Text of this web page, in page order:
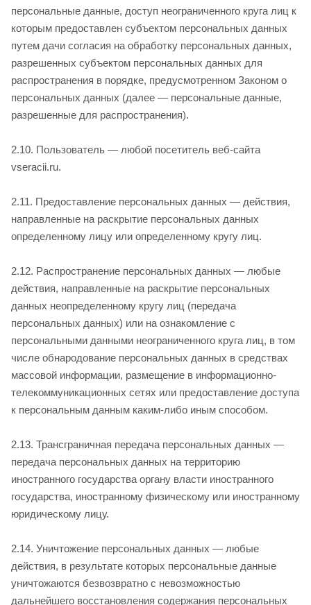
персональные данные, доступ неограниченного круга лиц к
которым предоставлен субъектом персональных данных
путем дачи согласия на обработку персональных данных,
разрешенных субъектом персональных данных для
распространения в порядке, предусмотренном Законом о
персональных данных (далее — персональные данные,
разрешенные для распространения).
2.10. Пользователь — любой посетитель веб-сайта
vseracii.ru.
2.11. Предоставление персональных данных — действия,
направленные на раскрытие персональных данных
определенному лицу или определенному кругу лиц.
2.12. Распространение персональных данных — любые
действия, направленные на раскрытие персональных
данных неопределенному кругу лиц (передача
персональных данных) или на ознакомление с
персональными данными неограниченного круга лиц, в том
числе обнародование персональных данных в средствах
массовой информации, размещение в информационно-
телекоммуникационных сетях или предоставление доступа
к персональным данным каким-либо иным способом.
2.13. Трансграничная передача персональных данных —
передача персональных данных на территорию
иностранного государства органу власти иностранного
государства, иностранному физическому или иностранному
юридическому лицу.
2.14. Уничтожение персональных данных — любые
действия, в результате которых персональные данные
уничтожаются безвозвратно с невозможностью
дальнейшего восстановления содержания персональных